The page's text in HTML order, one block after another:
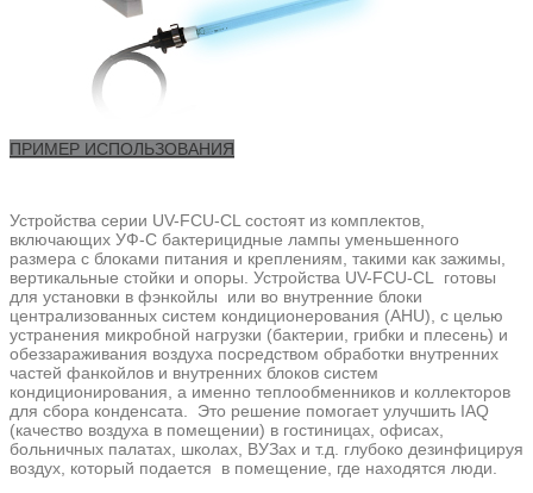
ПРИМЕР ИСПОЛЬЗОВАНИЯ
Устройства серии UV-FCU-CL состоят из комплектов,
включающих УФ-С бактерицидные лампы уменьшенного
размера с блоками питания и креплениям, такими как зажимы,
вертикальные стойки и опоры. Устройства UV-FCU-CL готовы
для установки в фэнкойлы или во внутренние блоки
централизованных систем кондиционерования (AHU), с целью
устранения микробной нагрузки (бактерии, грибки и плесень) и
обеззараживания воздуха посредством обработки внутренних
частей фанкойлов и внутренних блоков систем
кондиционирования, а именно теплообменников и коллекторов
для сбора конденсата. Это решение помогает улучшить IAQ
(качество воздуха в помещении) в гостиницах, офисах,
больничных палатах, школах, ВУЗах и т.д. глубоко дезинфицируя
воздух, который подается в помещение, где находятся люди.